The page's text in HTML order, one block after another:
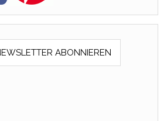
ABONNIEREN